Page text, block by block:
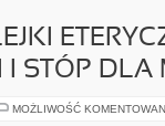
I STÓP
MOŻLIWOŚĆ